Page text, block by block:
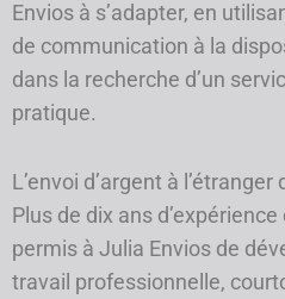
Envios à s’adapter, en
de communication à la
dans la recherche d’un
pratique.
L’envoi d’argent à
Plus de dix ans
permis à Julia Envios de
travail professionnelle,